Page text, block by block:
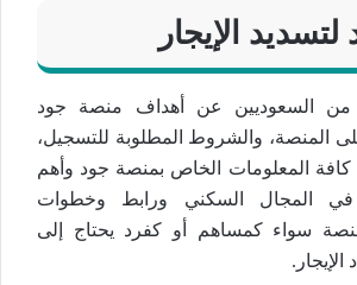
الإيجار
من السعوديين عن أهداف منصة جود
المنصة، والشروط المطلوبة للتسجيل،
المعلومات الخاص بمنصة جود وأهم
في المجال السكني ورابط وخطوات
سواء كمساهم أو كفرد يحتاج إلى